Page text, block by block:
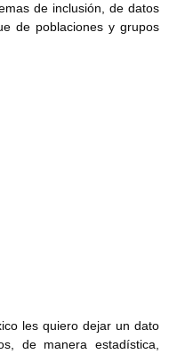
de inclusión, de datos
de poblaciones y grupos
les quiero dejar un dato
de manera estadística,